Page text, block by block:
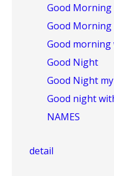
Good Morning
Good Morning
Good morning
Good Night
Good Night
Good night
NAMES
detail